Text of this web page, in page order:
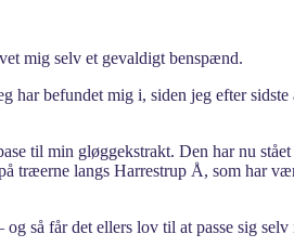
mig selv et gevaldigt benspænd.
befundet mig i, siden jeg efter sidste
til min gløggekstrakt. Den har nu
træerne langs Harrestrup Å, som har
så får det ellers lov til at passe sig selv